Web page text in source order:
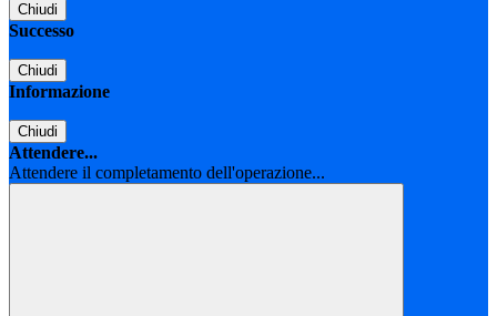
Chiudi
Successo
Chiudi
Informazione
Chiudi
Attendere...
Attendere il completamento dell'operazione...